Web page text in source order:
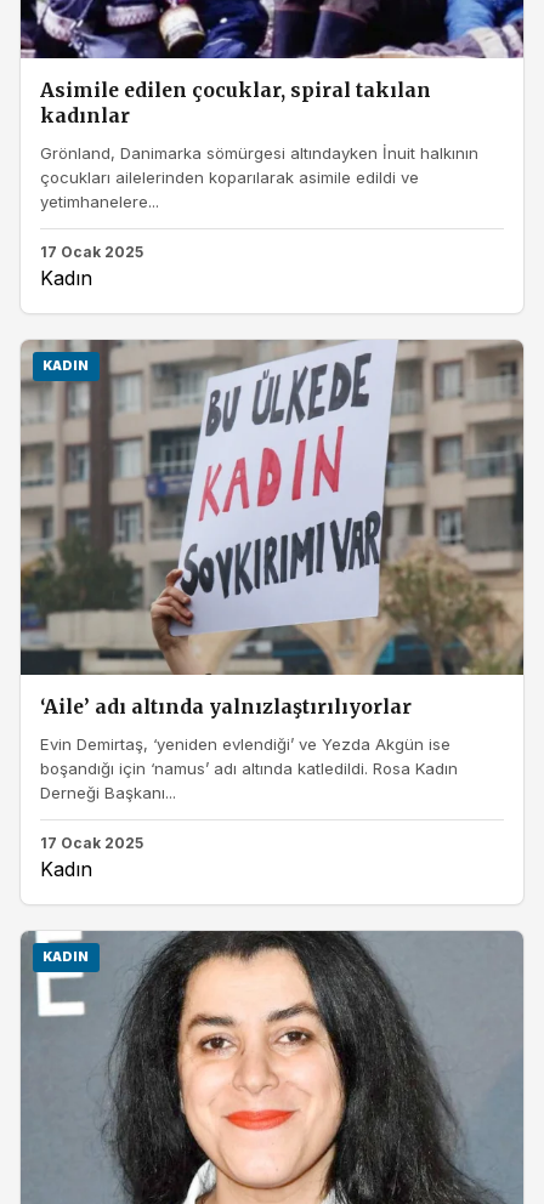
Asimile edilen çocuklar, spiral takılan
kadınlar
Grönland, Danimarka sömürgesi altındayken İnuit halkının
çocukları ailelerinden koparılarak asimile edildi ve
yetimhanelere...
17 Ocak 2025
Kadın
KADIN
‘Aile’ adı altında yalnızlaştırılıyorlar
Evin Demirtaş, ‘yeniden evlendiği’ ve Yezda Akgün ise
boşandığı için ‘namus’ adı altında katledildi. Rosa Kadın
Derneği Başkanı...
17 Ocak 2025
Kadın
KADIN